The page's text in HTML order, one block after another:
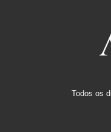
Todos os